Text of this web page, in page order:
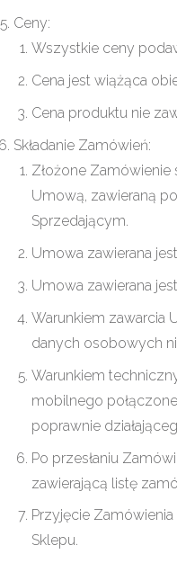
Ceny:
Wszystkie ceny
Cena jest wiążąca
Cena produktu nie
Składanie Zamówień:
Złożone
Umową, zawieraną
Sprzedającym.
Umowa zawierana
Umowa zawierana
Warunkiem zawarcia
danych osobowych
Warunkiem
mobilnego
poprawnie
Po przesłaniu
zawierającą listę
Przyjęcie
Sklepu.